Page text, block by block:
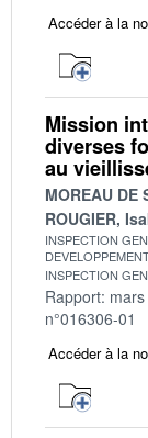
Accéder à la
Mission
diverses
au
MOREAU DE
ROUGIER,
INSPECTION
INSPECTION
Rapport:
n°016306-01
Accéder à la